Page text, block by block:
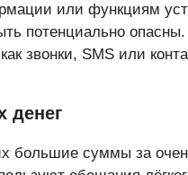
или функциям
потенциально
звонки, SMS или
денег
большие суммы за